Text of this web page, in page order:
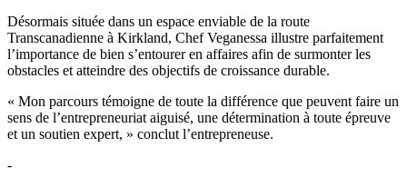
Désormais située dans un espace enviable de la route
Transcanadienne à Kirkland, Chef Veganessa illustre parfaitement
l’importance de bien s’entourer en affaires afin de surmonter les
obstacles et atteindre des objectifs de croissance durable.
« Mon parcours témoigne de toute la différence que peuvent faire un
sens de l’entrepreneuriat aiguisé, une détermination à toute épreuve
et un soutien expert, » conclut l’entrepreneuse.
-